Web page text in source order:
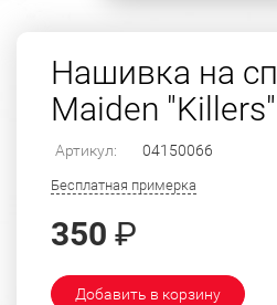
Нашивка на
Maiden "Killers"
Артикул: 04150066
Бесплатная примерка
350 ₽
Добавить в корзину